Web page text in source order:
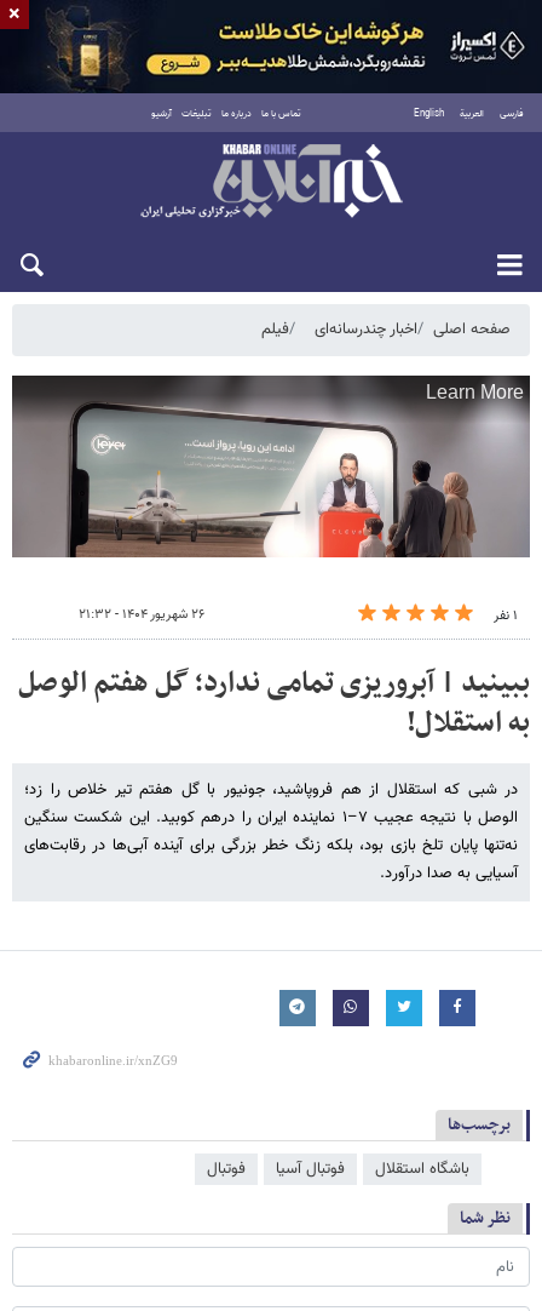
فارسی العربية English تماس با ما درباره ما تبلیغات آرشیو
شنبه ۱۷ مرداد ۱۴۰۵
صفحه اصلی اخبار چندرسانه‌ای فیلم
۱ نفر ۲۶ شهریور ۱۴۰۴ - ۲۱:۳۲
ببینید | آبروریزی تمامی ندارد؛ گل هفتم الوصل
به استقلال!
در شبی که استقلال از هم فروپاشید، جونیور با گل هفتم تیر خلاص را زد؛
الوصل با نتیجه عجیب ۷–۱ نماینده ایران را درهم کوبید. این شکست سنگین
نه‌تنها پایان تلخ بازی بود، بلکه زنگ خطر بزرگی برای آینده آبی‌ها در رقابت‌های
آسیایی به صدا درآورد.
برچسب‌ها
باشگاه استقلال فوتبال آسیا فوتبال
نظر شما
×